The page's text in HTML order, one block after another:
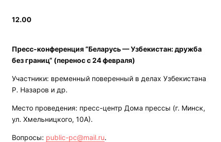
12.00
Пресс-конференция “Беларусь — Узбекистан: дружба
без границ“ (перенос с 24 февраля)
Участники: временный поверенный в делах Узбекистана
Р. Назаров и др.
Место проведения: пресс-центр Дома прессы (г. Минск,
ул. Хмельницкого, 10А).
Вопросы: public-pc@mail.ru.